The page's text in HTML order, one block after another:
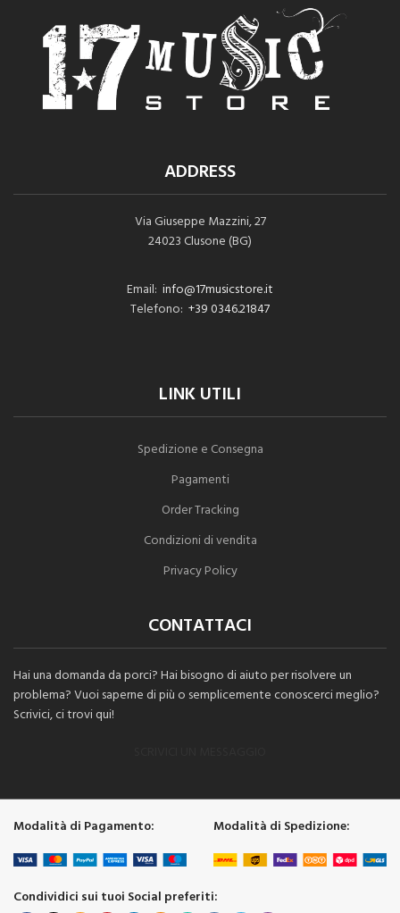
ADDRESS
Via Giuseppe Mazzini, 27
24023 Clusone (BG)
Email: info@17musicstore.it
Telefono: +39 0346.21847
LINK UTILI
Spedizione e Consegna
Pagamenti
Order Tracking
Condizioni di vendita
Privacy Policy
CONTATTACI
Hai una domanda da porci? Hai bisogno di aiuto per risolvere un
problema? Vuoi saperne di più o semplicemente conoscerci meglio?
Scrivici, ci trovi qui!
Modalità di Pagamento: Modalità di Spedizione:
Condividici sui tuoi Social preferiti: